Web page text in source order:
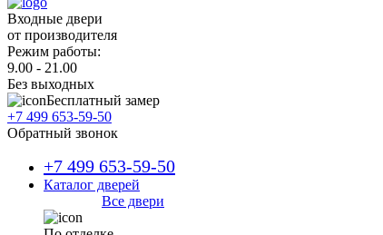
Входные двери
от производителя
Режим работы:
9.00 - 21.00
Без выходных
Бесплатный замер
+7 499 653-59-50
Обратный звонок
+7 499 653-59-50
Каталог дверей
Все двери